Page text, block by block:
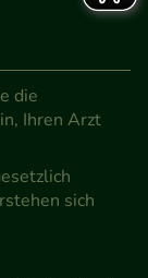
die
Ihren Arzt
sich